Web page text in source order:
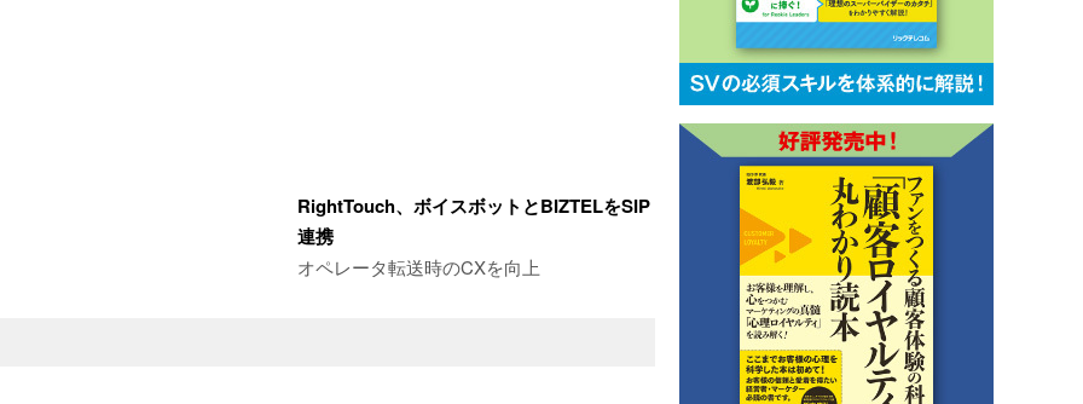
RightTouch、ボイスボットとBIZTELをSIP
連携
オペレータ転送時のCXを向上